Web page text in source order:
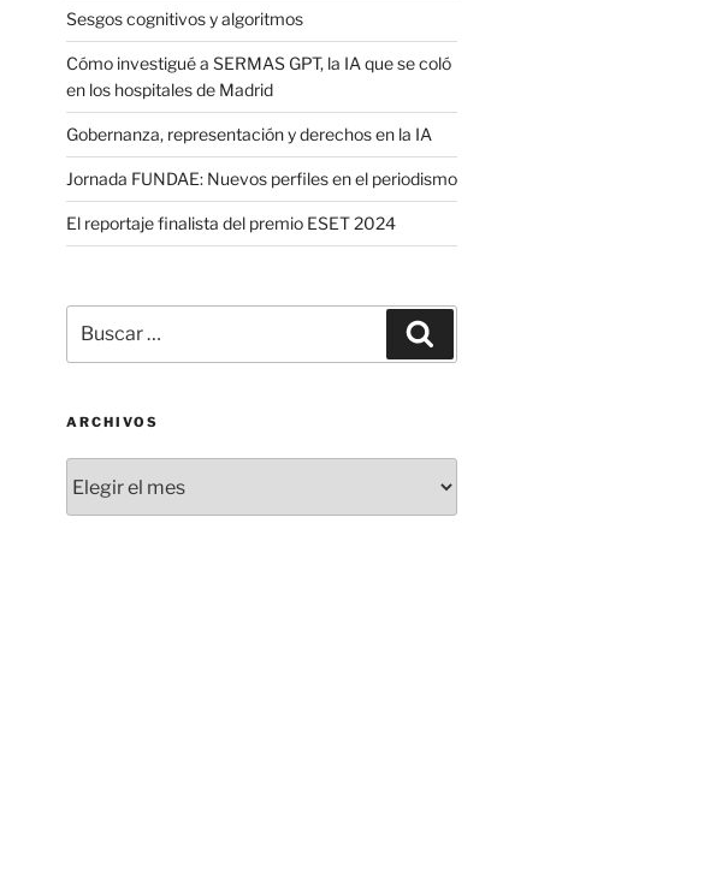
Sesgos cognitivos y algoritmos
Cómo investigué a SERMAS GPT, la IA que se coló
en los hospitales de Madrid
Gobernanza, representación y derechos en la IA
Jornada FUNDAE: Nuevos perfiles en el periodismo
El reportaje finalista del premio ESET 2024
por:
ARCHIVOS